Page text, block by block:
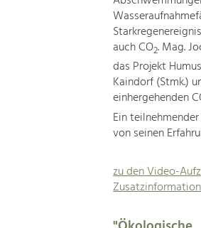
auch CO2. Mag.
das Projekt
Kaindorf (Stmk.)
einhergehenden
Ein
von seinen
zu den Video-